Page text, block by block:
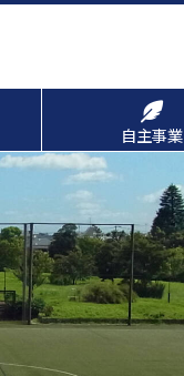
自主事業